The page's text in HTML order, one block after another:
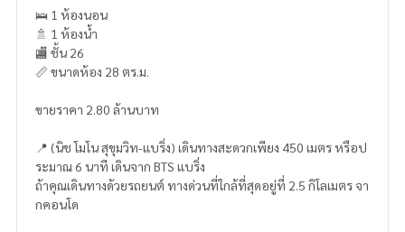
🛌 1 ห้องนอน
🚿 1 ห้องน้ำ
🏬 ชั้น 26
📏 ขนาดห้อง 28 ตร.ม.
ขายราคา 2.80 ล้านบาท
📍 (นิช โมโน สุขุมวิท-แบริ่ง) เดินทางสะดวกเพียง 450 เมตร หรือป
ระมาณ 6 นาที เดินจาก BTS แบริ่ง
ถ้าคุณเดินทางด้วยรถยนต์ ทางด่วนที่ใกล้ที่สุดอยู่ที่ 2.5 กิโลเมตร จา
กคอนโด